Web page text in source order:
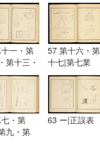
第三・第
五・第
七
三業・第一・
二・第三・第
四・第五・第
六・第七・第
一・第
第十三・
・第十五
57 第十六・第
十七|第七業
・第
九・第
63 ー|正誤表